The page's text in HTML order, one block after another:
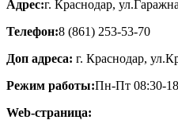
Адрес:г. Краснодар,
Телефон:8 (861) 253-53-70
Доп адреса: г. Краснодар,
Режим работы:Пн-Пт 08:30-
Web-страница: